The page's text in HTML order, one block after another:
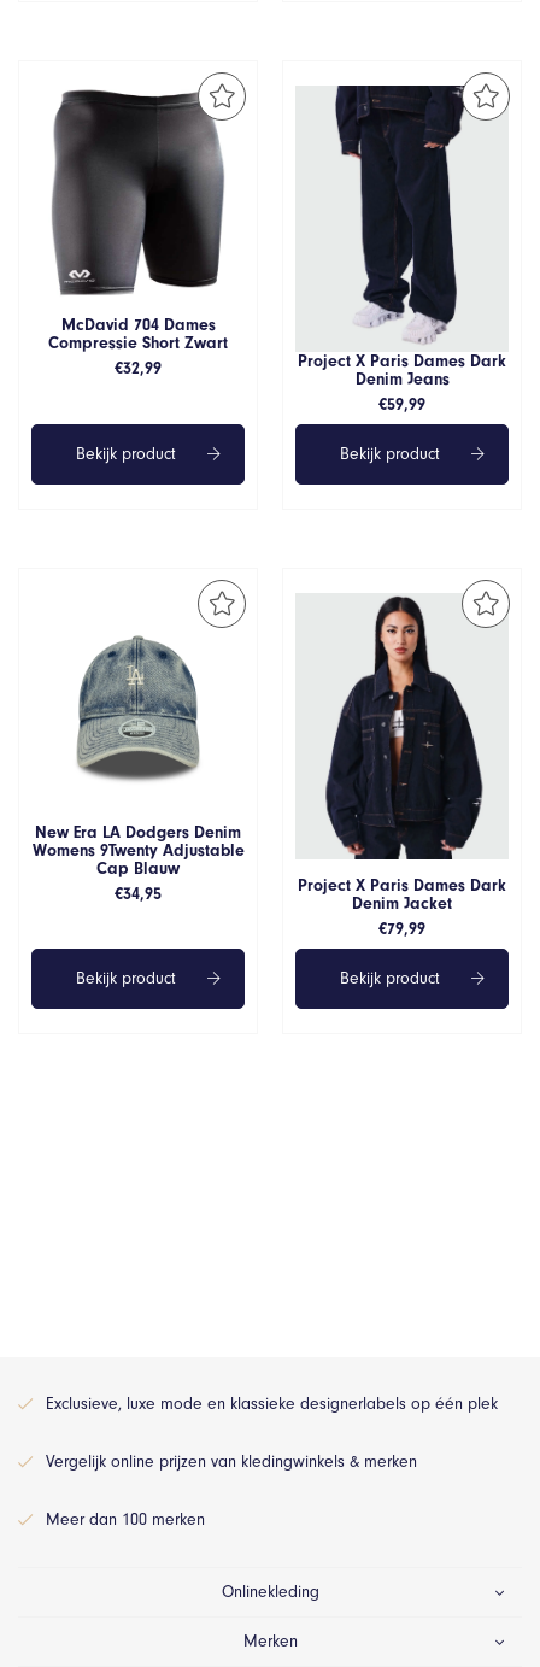
McDavid 704 Dames
Compressie Short Zwart
€32,99
Bekijk product
Project X Paris Dames Dark
Denim Jeans
€59,99
Bekijk product
New Era LA Dodgers Denim
Womens 9Twenty Adjustable
Cap Blauw
€34,95
Bekijk product
Project X Paris Dames Dark
Denim Jacket
€79,99
Bekijk product
Exclusieve, luxe mode en klassieke designerlabels op één plek
Vergelijk online prijzen van kledingwinkels & merken
Meer dan 100 merken
Onlinekleding
Merken